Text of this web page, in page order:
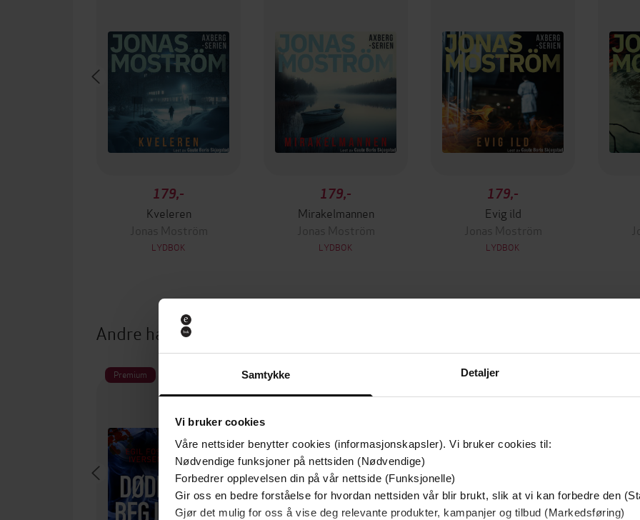
Samtykke Detaljer
Vi bruker cookies
Våre nettsider benytter cookies (informasjonskapsler). Vi bruker cookies til:
Nødvendige funksjoner på nettsiden (Nødvendige)
Forbedrer opplevelsen din på vår nettside (Funksjonelle)
Gir oss en bedre forståelse for hvordan nettsiden vår blir brukt, slik at vi kan forbedre den
Gjør det mulig for oss å vise deg relevante produkter, kampanjer og tilbud (Markedsføring)
179,-
Kveleren
Jonas Moström
LYDBOK
179,-
Mirakelmannen
Jonas Moström
LYDBOK
179,-
Evig ild
Jonas Moström
LYDBOK
Andre har også kjøpt
Premium Premium